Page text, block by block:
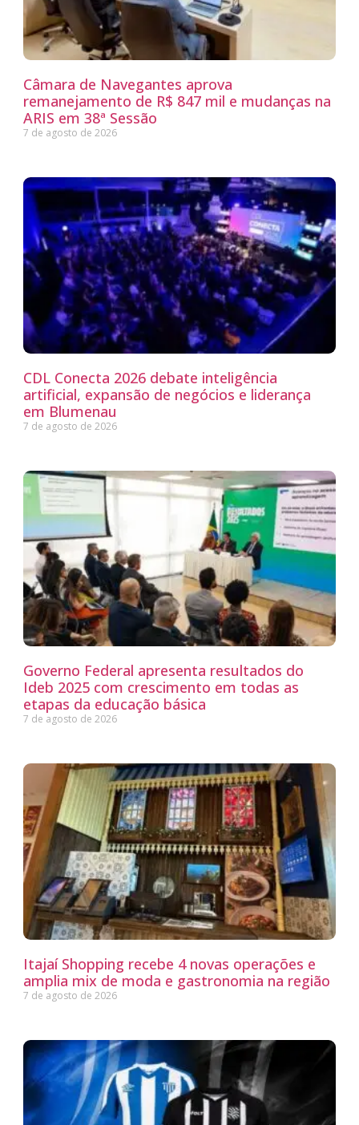
Câmara de Navegantes aprova
remanejamento de R$ 847 mil e mudanças na
ARIS em 38ª Sessão
7 de agosto de 2026
CDL Conecta 2026 debate inteligência
artificial, expansão de negócios e liderança
em Blumenau
7 de agosto de 2026
Governo Federal apresenta resultados do
Ideb 2025 com crescimento em todas as
etapas da educação básica
7 de agosto de 2026
Itajaí Shopping recebe 4 novas operações e
amplia mix de moda e gastronomia na região
7 de agosto de 2026